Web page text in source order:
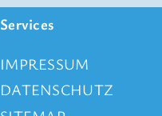
Services
IMPRESSUM
DATENSCHUTZ